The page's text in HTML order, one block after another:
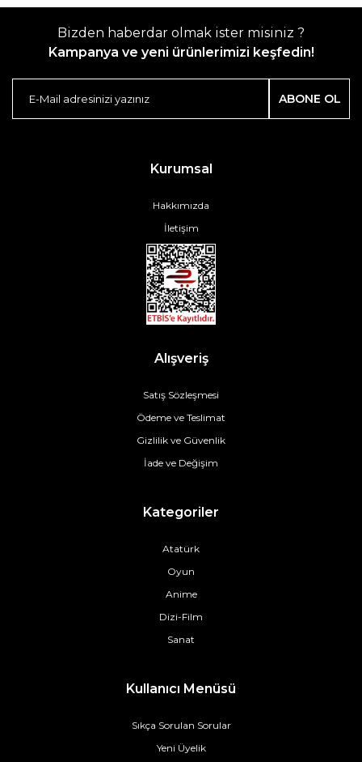
Bizden haberdar olmak ister misiniz ?
Kampanya ve yeni ürünlerimizi keşfedin!
ABONE OL
Kurumsal
Hakkımızda
İletişim
Alışveriş
Satış Sözleşmesi
Ödeme ve Teslimat
Gizlilik ve Güvenlik
İade ve Değişim
Kategoriler
Atatürk
Oyun
Anime
Dizi-Film
Sanat
Kullanıcı Menüsü
Sıkça Sorulan Sorular
Yeni Üyelik